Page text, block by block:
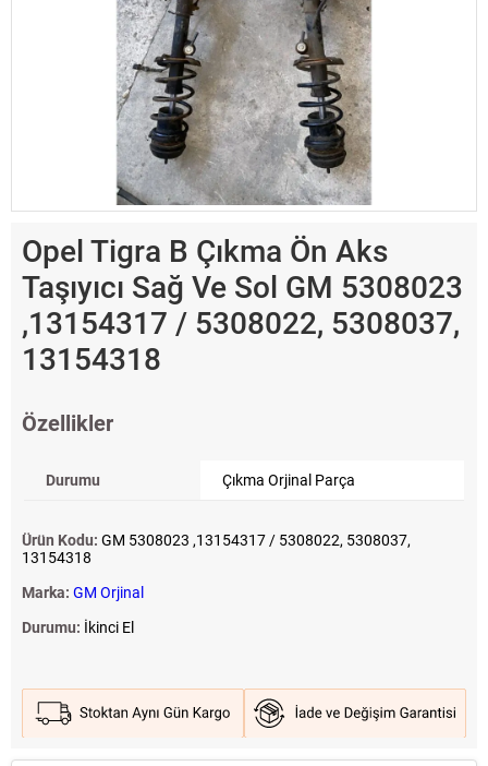
Opel Tigra B Çıkma Ön Aks
Taşıyıcı Sağ Ve Sol GM 5308023
,13154317 / 5308022, 5308037,
13154318
Özellikler
Durumu Çıkma Orjinal Parça
Ürün Kodu: GM 5308023 ,13154317 / 5308022, 5308037,
13154318
Marka: GM Orjinal
Durumu: İkinci El